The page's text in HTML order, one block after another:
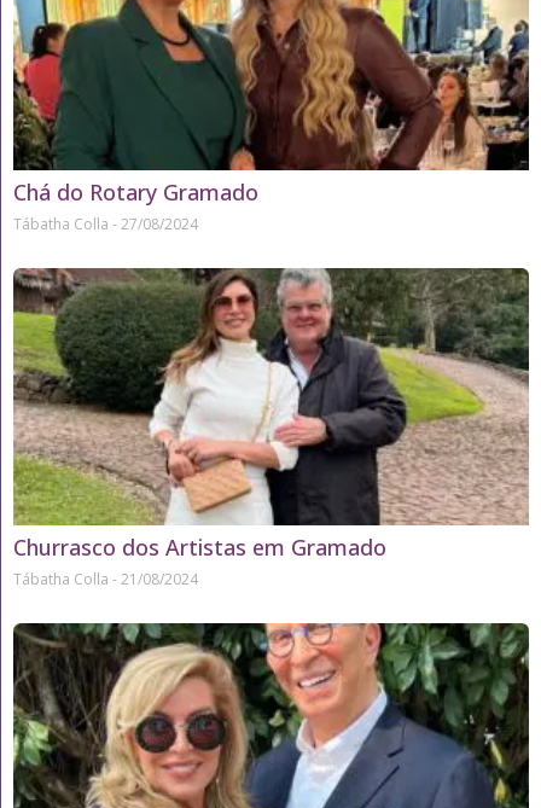
Chá do Rotary Gramado
Tábatha Colla 27/08/2024
Churrasco dos Artistas em Gramado
Tábatha Colla 21/08/2024